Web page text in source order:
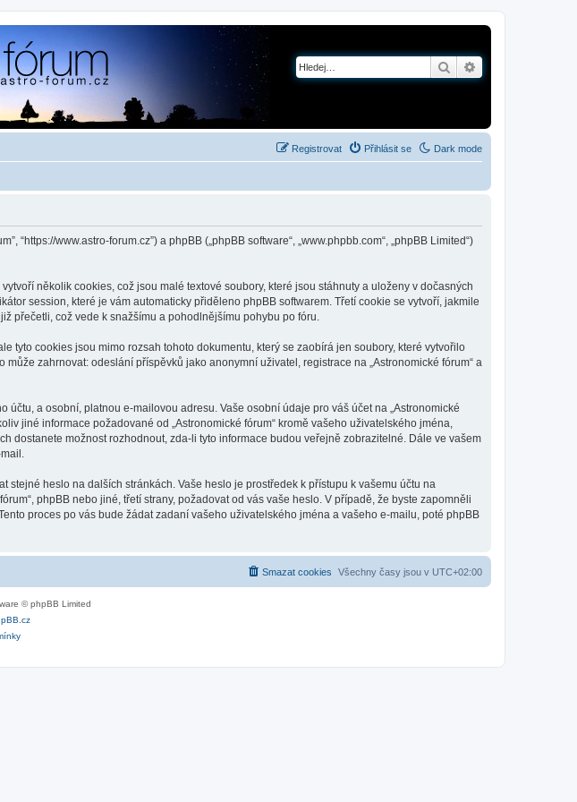
Hledat
Dark mode
Přihlásit se
Registrovat
“https://www.astro-forum.cz”) a phpBB („phpBB software“, „www.phpbb.com“, „phpBB Limited“)
několik cookies, což jsou malé textové soubory, které jsou stáhnuty a uloženy v dočasných
session, které je vám automaticky přiděleno phpBB softwarem. Třetí cookie se vytvoří, jakmile
přečetli, což vede k snažšímu a pohodlnějšímu pohybu po fóru.
tyto cookies jsou mimo rozsah tohoto dokumentu, který se zaobírá jen soubory, které vytvořilo
zahrnovat: odeslání příspěvků jako anonymní uživatel, registrace na „Astronomické fórum“ a
a osobní, platnou e-mailovou adresu. Vaše osobní údaje pro váš účet na „Astronomické
jiné informace požadované od „Astronomické fórum“ kromě vašeho uživatelského jména,
dostanete možnost rozhodnout, zda-li tyto informace budou veřejně zobrazitelné. Dále ve vašem
heslo na dalších stránkách. Vaše heslo je prostředek k přístupu k vašemu účtu na
phpBB nebo jiné, třetí strany, požadovat od vás vaše heslo. V případě, že byste zapomněli
proces po vás bude žádat zadaní vašeho uživatelského jména a vašeho e-mailu, poté phpBB
Všechny časy jsou v UTC+02:00
Smazat cookies
© phpBB Limited